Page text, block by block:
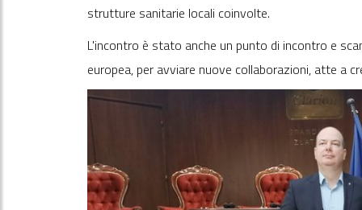
strutture sanitarie locali coinvolte.
L'incontro è stato anche un punto di incontro e
europea, per avviare nuove collaborazioni, atte a